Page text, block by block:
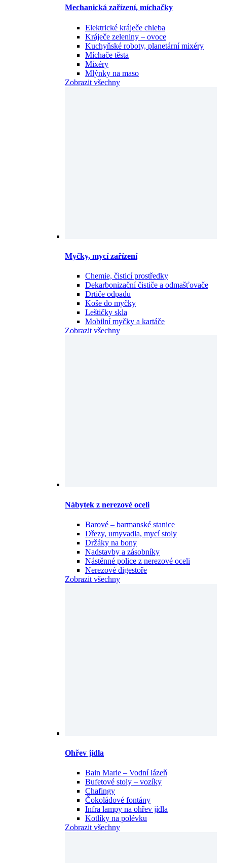
Mechanická zařízení, míchačky
Elektrické kráječe chleba
Kráječe zeleniny – ovoce
Kuchyňské roboty, planetární mixéry
Míchače těsta
Mixéry
Mlýnky na maso
Zobrazit všechny
Myčky, mycí zařízení
Chemie, čisticí prostředky
Dekarbonizační čističe a odmašťovače
Drtiče odpadu
Koše do myčky
Leštičky skla
Mobilní myčky a kartáče
Zobrazit všechny
Nábytek z nerezové oceli
Barové – barmanské stanice
Dřezy, umyvadla, mycí stoly
Držáky na bony
Nadstavby a zásobníky
Nástěnné police z nerezové oceli
Nerezové digestoře
Zobrazit všechny
Ohřev jídla
Bain Marie – Vodní lázeň
Bufetové stoly – vozíky
Chafingy
Čokoládové fontány
Infra lampy na ohřev jídla
Kotlíky na polévku
Zobrazit všechny